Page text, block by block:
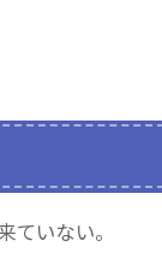
ていない。